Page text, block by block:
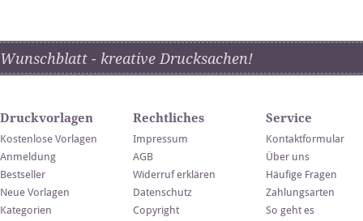
Wunschblatt - kreative Drucksachen!
Druckvorlagen
Kostenlose Vorlagen
Anmeldung
Bestseller
Neue Vorlagen
Kategorien
Rechtliches
Impressum
AGB
Widerruf erklären
Datenschutz
Copyright
Service
Kontaktformular
Über uns
Häufige Fragen
Zahlungsarten
So geht es